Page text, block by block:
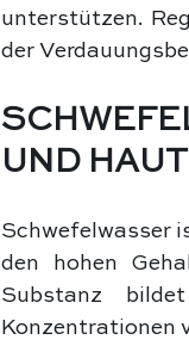
unterstützen.
der
UND HAUT
Schwefelwasser
den hohen
Substanz
Konzentrationen